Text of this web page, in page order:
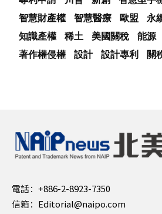
智慧財產權
智慧醫療 歐盟 永
知識產權
稀土 美國關稅 能源
著作權侵權
設計 設計專利 關
電話： +886-2-8923-7350
信箱： Editorial@naipo.com